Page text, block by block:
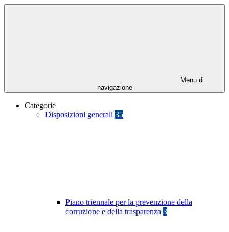
Menu di
navigazione
Categorie
Disposizioni generali 35
Piano triennale per la prevenzione della
corruzione e della trasparenza 3